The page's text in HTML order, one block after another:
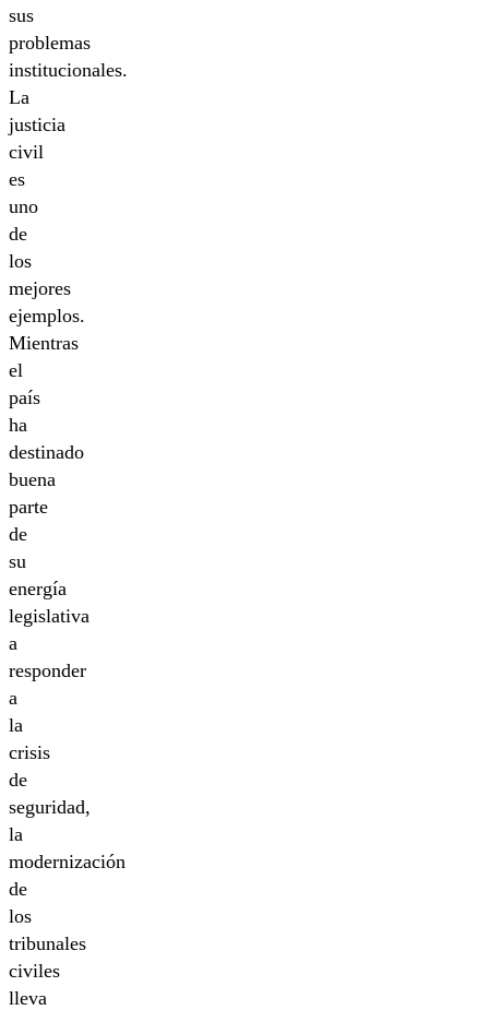
sus
problemas
institucionales.
La
justicia
civil
es
uno
de
los
mejores
ejemplos.
Mientras
el
país
ha
destinado
buena
parte
de
su
energía
legislativa
a
responder
a
la
crisis
de
seguridad,
la
modernización
de
los
tribunales
civiles
lleva